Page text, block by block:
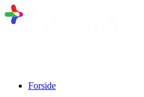
Forside